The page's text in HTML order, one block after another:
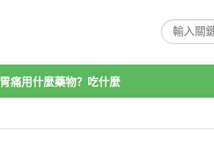
胃痛用什麼藥物？吃什麼